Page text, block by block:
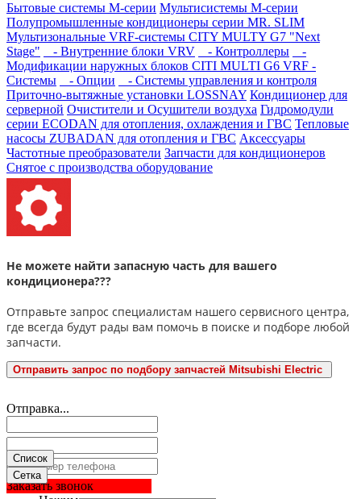
Бытовые системы M-серии Мультисистемы M-серии
Полупромышленные кондиционеры серии MR. SLIM
Мультизональные VRF-системы CITY MULTY G7 "Next
Stage"
- Внутренние блоки VRV - Контроллеры
-
Модификации наружных блоков CITI MULTI G6 VRF -
Системы
- Опции
- Системы управления и контроля
Приточно-вытяжные установки LOSSNAY Кондиционер для
серверной Очистители и Осушители воздуха Гидромодули
серии ECODAN для отопления, охлаждения и ГВС Тепловые
насосы ZUBADAN для отопления и ГВС Аксесcуары
Частотные преобразователи Запчасти для кондиционеров
Снятое с производства оборудование
Не можете найти запасную часть для вашего
кондиционера???
Отправьте запрос специалистам нашего сервисного центра,
где всегда будут рады вам помочь в поиске и подборе любой
запчасти.
Отправить запрос по подбору запчастей Mitsubishi Electric
Отправка...
Заказать звонок
Список
Сетка